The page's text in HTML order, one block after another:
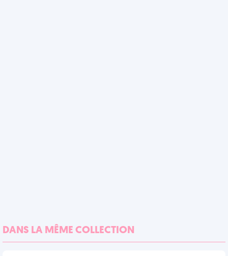
DANS LA MÊME COLLECTION